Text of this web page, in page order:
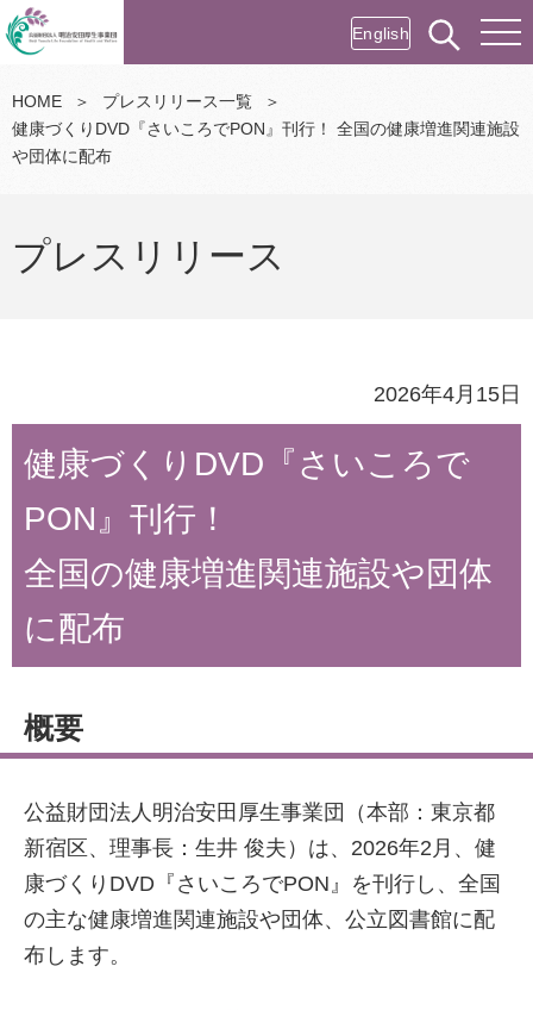
English
HOME ＞ プレスリリース一覧
＞
健康づくりDVD『さいころでPON』刊行！ 全国の健康増進関連施設
や団体に配布
プレスリリース
2026年4月15日
健康づくりDVD『さいころで
PON』刊行！
全国の健康増進関連施設や団体
に配布
概要
公益財団法人明治安田厚生事業団（本部：東京都
新宿区、理事長：生井 俊夫）は、2026年2月、健
康づくりDVD『さいころでPON』を刊行し、全国
の主な健康増進関連施設や団体、公立図書館に配
布します。